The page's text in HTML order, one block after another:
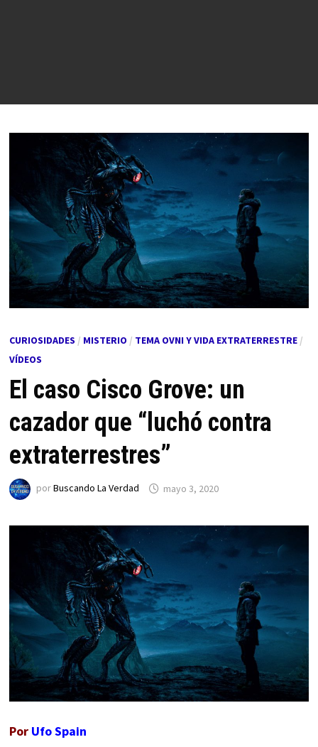
CURIOSIDADES / MISTERIO / TEMA OVNI Y VIDA EXTRATERRESTRE/
VÍDEOS
El caso Cisco Grove: un
cazador que “luchó contra
extraterrestres”
porBuscando La Verdad mayo 3, 2020
Por Ufo Spain